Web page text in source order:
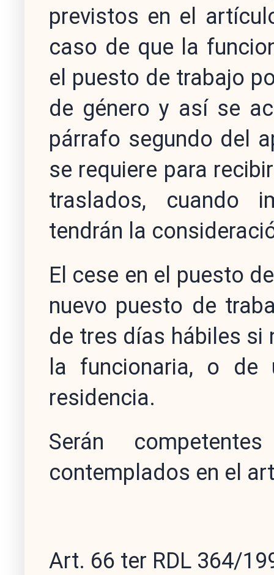
previstos en el
caso de que la
el puesto de trabajo
de género y así se
párrafo segundo del
se requiere para
traslados, cuando
tendrán la
El cese en el puesto
nuevo puesto de
de tres días hábiles si
la funcionaria, o
residencia.
Serán
contemplados en el
Art. 66 ter RDL 364/